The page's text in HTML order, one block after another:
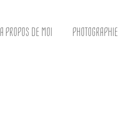
A PROPOS DE MOI PHOTOGRAPHIE